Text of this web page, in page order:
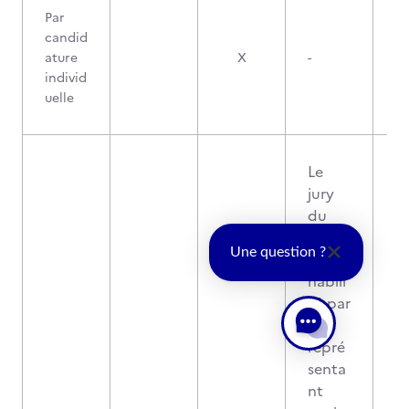
Par
candid
ature
individ
uelle
X -
Le
jury
du
est
habili
té par
le
repré
senta
nt
Une question ?